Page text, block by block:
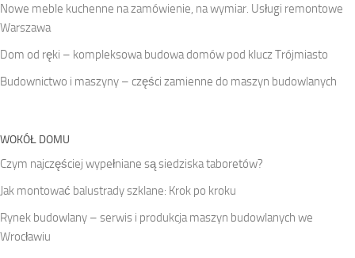
Nowe meble kuchenne na zamówienie, na wymiar. Usługi remontowe
Warszawa
Dom od ręki – kompleksowa budowa domów pod klucz Trójmiasto
Budownictwo i maszyny – części zamienne do maszyn budowlanych
WOKÓŁ DOMU
Czym najczęściej wypełniane są siedziska taboretów?
Jak montować balustrady szklane: Krok po kroku
Rynek budowlany – serwis i produkcja maszyn budowlanych we
Wrocławiu